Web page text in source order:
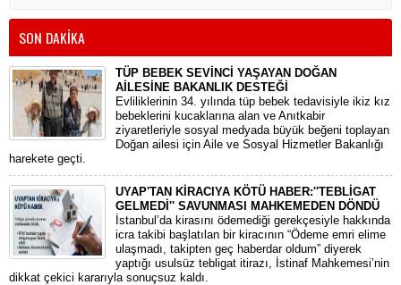
SON DAKİKA
TÜP BEBEK SEVİNCİ YAŞAYAN DOĞAN
AİLESİNE BAKANLIK DESTEĞİ
​Evliliklerinin 34. yılında tüp bebek tedavisiyle ikiz kız
bebeklerini kucaklarına alan ve Anıtkabir
ziyaretleriyle sosyal medyada büyük beğeni toplayan
Doğan ailesi için Aile ve Sosyal Hizmetler Bakanlığı
harekete geçti.
UYAP'TAN KİRACIYA KÖTÜ HABER:''TEBLİGAT
GELMEDİ'' SAVUNMASI MAHKEMEDEN DÖNDÜ
​İstanbul’da kirasını ödemediği gerekçesiyle hakkında
icra takibi başlatılan bir kiracının “Ödeme emri elime
ulaşmadı, takipten geç haberdar oldum” diyerek
yaptığı usulsüz tebligat itirazı, İstinaf Mahkemesi’nin
dikkat çekici kararıyla sonuçsuz kaldı.